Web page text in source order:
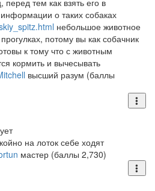
тем как взять его в
о таких собаках
небольшое животное
потому вы как собачник
к тому что с животным
кормить и вычесывать
высший разум (баллы
на лоток себе ходят
мастер (баллы 2,730)